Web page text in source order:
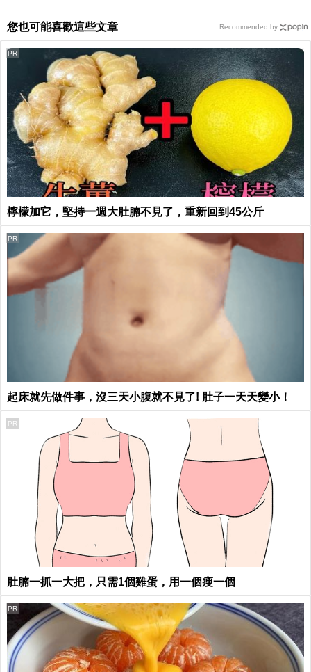
您也可能喜歡這些文章
檸檬加它，堅持一週大肚腩不見了，重新回到45公斤
PR
起床就先做件事，沒三天小腹就不見了! 肚子一天天變小！
PR
肚腩一抓一大把，只需1個雞蛋，用一個瘦一個
PR
PR
Recommended by